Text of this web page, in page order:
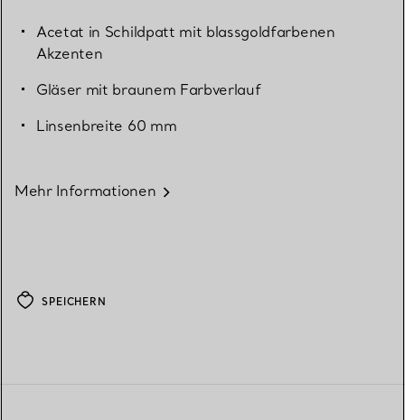
Acetat in Schildpatt mit blassgoldfarbenen
Akzenten
Gläser mit braunem Farbverlauf
Linsenbreite 60 mm
Mehr Informationen
SPEICHERN